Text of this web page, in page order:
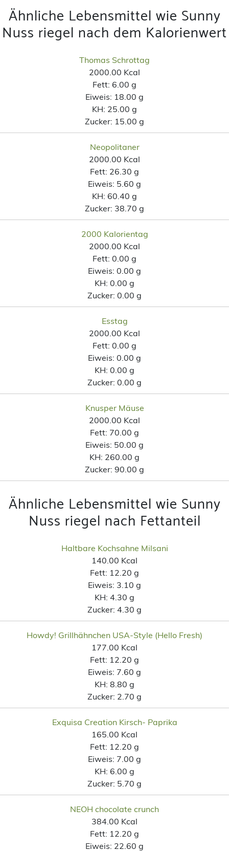
Ähnliche Lebensmittel wie Sunny
Nuss riegel nach dem Kalorienwert
Thomas Schrottag
2000.00 Kcal
Fett: 6.00 g
Eiweis: 18.00 g
KH: 25.00 g
Zucker: 15.00 g
Neopolitaner
2000.00 Kcal
Fett: 26.30 g
Eiweis: 5.60 g
KH: 60.40 g
Zucker: 38.70 g
2000 Kalorientag
2000.00 Kcal
Fett: 0.00 g
Eiweis: 0.00 g
KH: 0.00 g
Zucker: 0.00 g
Esstag
2000.00 Kcal
Fett: 0.00 g
Eiweis: 0.00 g
KH: 0.00 g
Zucker: 0.00 g
Knusper Mäuse
2000.00 Kcal
Fett: 70.00 g
Eiweis: 50.00 g
KH: 260.00 g
Zucker: 90.00 g
Ähnliche Lebensmittel wie Sunny
Nuss riegel nach Fettanteil
Haltbare Kochsahne Milsani
140.00 Kcal
Fett: 12.20 g
Eiweis: 3.10 g
KH: 4.30 g
Zucker: 4.30 g
Howdy! Grillhähnchen USA-Style (Hello Fresh)
177.00 Kcal
Fett: 12.20 g
Eiweis: 7.60 g
KH: 8.80 g
Zucker: 2.70 g
Exquisa Creation Kirsch- Paprika
165.00 Kcal
Fett: 12.20 g
Eiweis: 7.00 g
KH: 6.00 g
Zucker: 5.70 g
NEOH chocolate crunch
384.00 Kcal
Fett: 12.20 g
Eiweis: 22.60 g